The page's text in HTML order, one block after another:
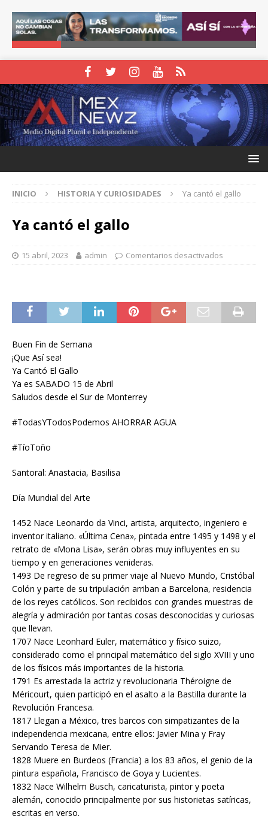
INICIO HISTORIA Y CURIOSIDADES Ya cantó el gallo
Ya cantó el gallo
15 abril, 2023 admin Comentarios desactivados
Buen Fin de Semana
¡Que Así sea!
Ya Cantó El Gallo
Ya es SABADO 15 de Abril
Saludos desde el Sur de Monterrey
#TodasYTodosPodemos AHORRAR AGUA
#TíoToño
Santoral: Anastacia, Basilisa
Día Mundial del Arte
1452 Nace Leonardo da Vinci, artista, arquitecto, ingeniero e
inventor italiano. «Última Cena», pintada entre 1495 y 1498 y el
retrato de «Mona Lisa», serán obras muy influyentes en su
tiempo y en generaciones venideras.
1493 De regreso de su primer viaje al Nuevo Mundo, Cristóbal
Colón y parte de su tripulación arriban a Barcelona, residencia
de los reyes católicos. Son recibidos con grandes muestras de
alegría y admiración por tantas cosas desconocidas y curiosas
que llevan.
1707 Nace Leonhard Euler, matemático y físico suizo,
considerado como el principal matemático del siglo XVIII y uno
de los físicos más importantes de la historia.
1791 Es arrestada la actriz y revolucionaria Théroigne de
Méricourt, quien participó en el asalto a la Bastilla durante la
Revolución Francesa.
1817 Llegan a México, tres barcos con simpatizantes de la
independencia mexicana, entre ellos: Javier Mina y Fray
Servando Teresa de Mier.
1828 Muere en Burdeos (Francia) a los 83 años, el genio de la
pintura española, Francisco de Goya y Lucientes.
1832 Nace Wilhelm Busch, caricaturista, pintor y poeta
alemán, conocido principalmente por sus historietas satíricas,
escritas en verso.